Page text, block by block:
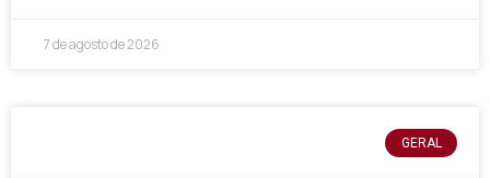
7 de agosto de 2026
GERAL